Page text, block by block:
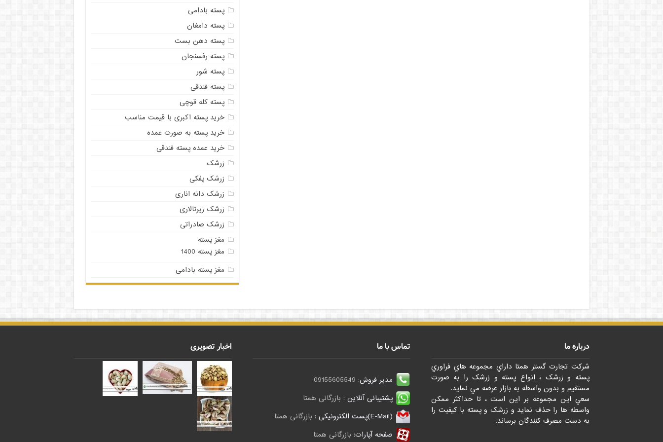
پسته بادامی
پسته دامغان
پسته دهن بست
پسته رفسنجان
پسته شور
پسته فندقی
پسته کله قوچی
خرید پسته اکبری با قیمت مناسب
خرید پسته به صورت عمده
خرید عمده پسته فندقی
زرشک
زرشک پفکی
زرشک دانه اناری
زرشک زیرتالاری
زرشک صادراتی
مغز پسته
مغز پسته 1400
مغز پسته بادامی
درباره ما
شرکت تجارت گستر همتا داراي مجموعه هاي فراوري
پسته و زرشک ، انواع پسته و زرشک را به صورت
مستقيم و بدون واسطه به بازار عرضه مي نمايد.
سعي اين مجموعه بر اين است ، تا حداکثر ممکن
واسطه ها را حذف نمايد و زرشک و پسته با کيفيت را
به دست مصرف کنندگان برساند.
تماس با ما
مدیر فروش: 09155605549
پشتیبانی آنلاین : بازرگانی همتا
(E-Mail)پست الکترونیکی :
بازرگانی همتا
صفحه آپارات: بازرگانی همتا
اخبار تصویری